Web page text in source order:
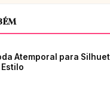
Atemporal para